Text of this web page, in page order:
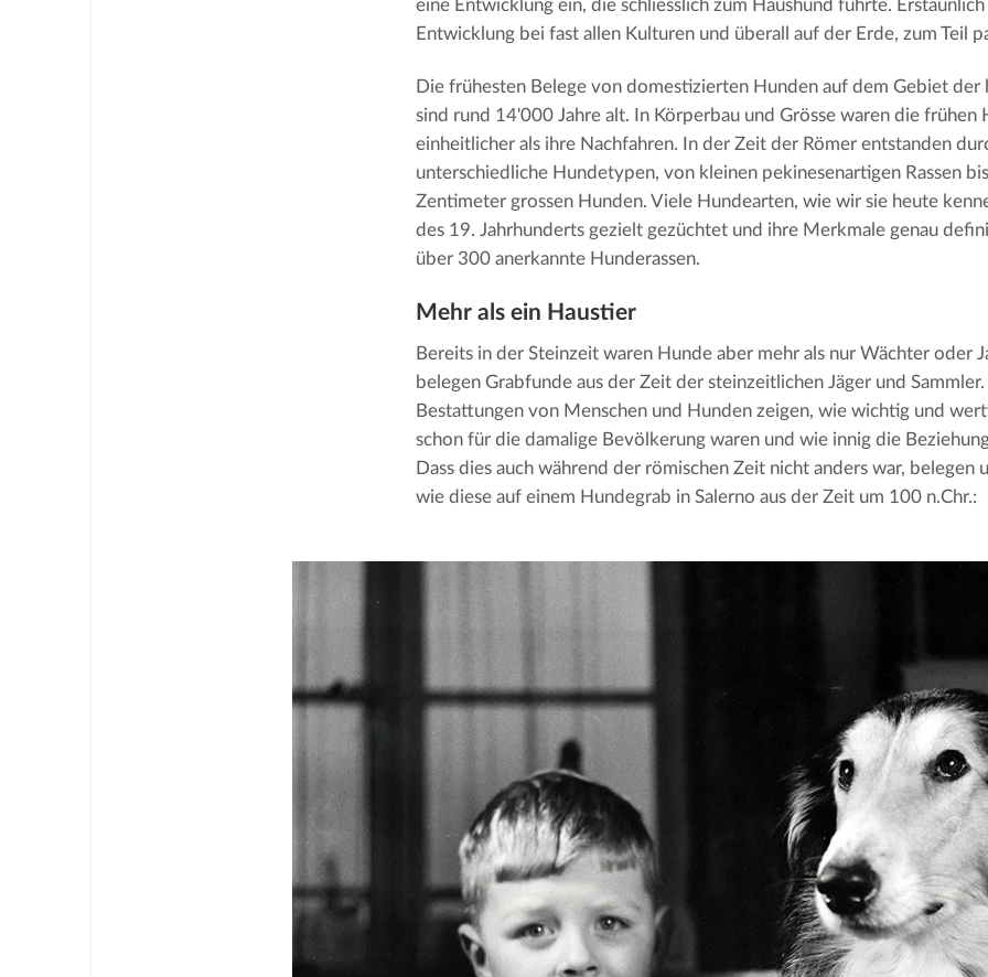
eine Entwicklung ein, die schliesslich zum Haushund führte. Erstaunlich
Entwicklung bei fast allen Kulturen und überall auf der Erde, zum Teil
Die frühesten Belege von domestizierten Hunden auf dem Gebiet der
sind rund 14'000 Jahre alt. In Körperbau und Grösse waren die frühen
einheitlicher als ihre Nachfahren. In der Zeit der Römer entstanden
unterschiedliche Hundetypen, von kleinen pekinesenartigen Rassen
Zentimeter grossen Hunden. Viele Hundearten, wie wir sie heute
des 19. Jahrhunderts gezielt gezüchtet und ihre Merkmale genau
über 300 anerkannte Hunderassen.
Mehr als ein Haustier
Bereits in der Steinzeit waren Hunde aber mehr als nur Wächter oder
belegen Grabfunde aus der Zeit der steinzeitlichen Jäger und
Bestattungen von Menschen und Hunden zeigen, wie wichtig und
schon für die damalige Bevölkerung waren und wie innig die
Dass dies auch während der römischen Zeit nicht anders war, belegen
wie diese auf einem Hundegrab in Salerno aus der Zeit um 100 n.Chr.: